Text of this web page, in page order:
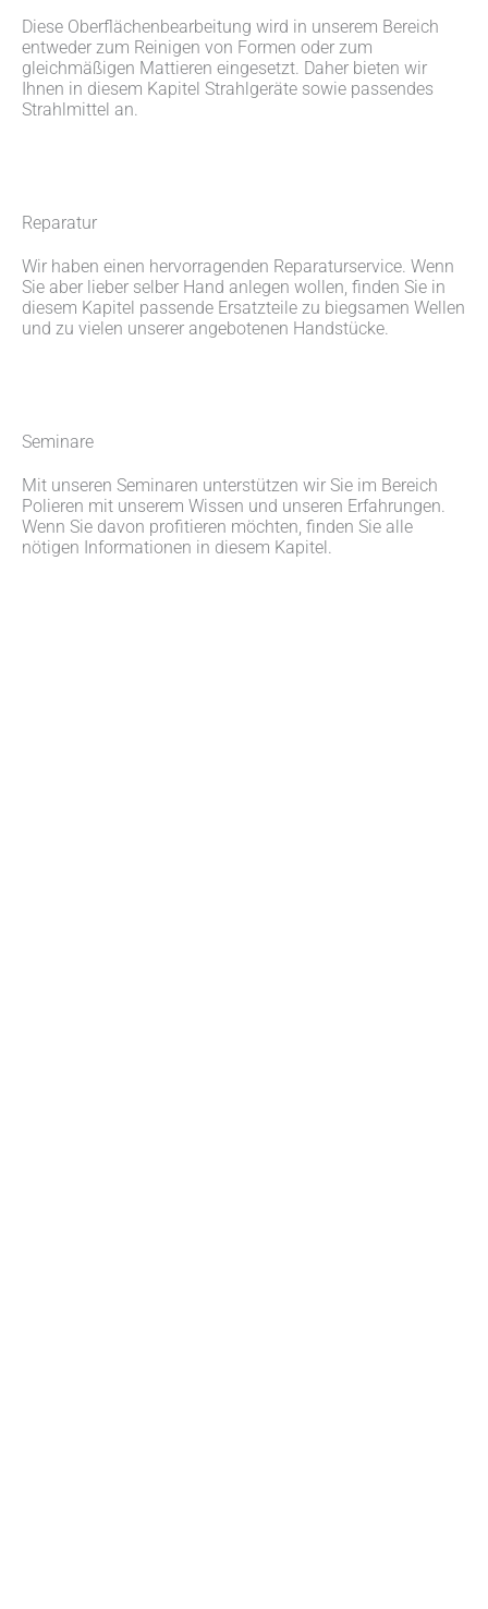
Diese Oberflächenbearbeitung wird in unserem Bereich
entweder zum Reinigen von Formen oder zum
gleichmäßigen Mattieren eingesetzt. Daher bieten wir
Ihnen in diesem Kapitel Strahlgeräte sowie passendes
Strahlmittel an.
Reparatur
Wir haben einen hervorragenden Reparaturservice. Wenn
Sie aber lieber selber Hand anlegen wollen, finden Sie in
diesem Kapitel passende Ersatzteile zu biegsamen Wellen
und zu vielen unserer angebotenen Handstücke.
Seminare
Mit unseren Seminaren unterstützen wir Sie im Bereich
Polieren mit unserem Wissen und unseren Erfahrungen.
Wenn Sie davon profitieren möchten, finden Sie alle
nötigen Informationen in diesem Kapitel.